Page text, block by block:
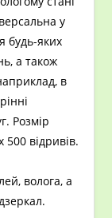
у
будь-яких
а також
в
Розмір
відривів.
волога, а